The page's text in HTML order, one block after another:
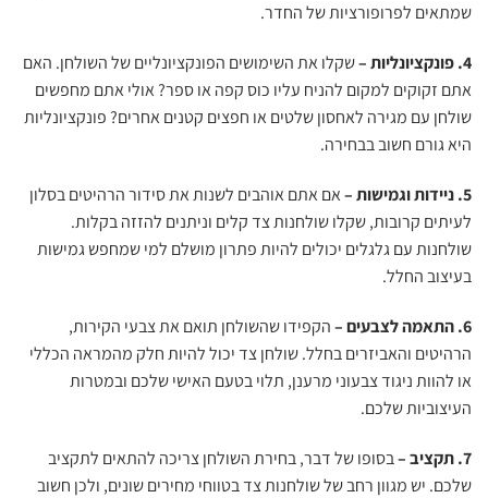
שמתאים לפרופורציות של החדר.
4. פונקציונליות –
שקלו את השימושים הפונקציונליים של השולחן. האם
אתם זקוקים למקום להניח עליו כוס קפה או ספר? אולי אתם מחפשים
שולחן עם מגירה לאחסון שלטים או חפצים קטנים אחרים? פונקציונליות
היא גורם חשוב בבחירה.
5. ניידות וגמישות –
אם אתם אוהבים לשנות את סידור הרהיטים בסלון
לעיתים קרובות, שקלו שולחנות צד קלים וניתנים להזזה בקלות.
שולחנות עם גלגלים יכולים להיות פתרון מושלם למי שמחפש גמישות
בעיצוב החלל.
6. התאמה לצבעים –
הקפידו שהשולחן תואם את צבעי הקירות,
הרהיטים והאביזרים בחלל. שולחן צד יכול להיות חלק מהמראה הכללי
או להוות ניגוד צבעוני מרענן, תלוי בטעם האישי שלכם ובמטרות
העיצוביות שלכם.
7. תקציב –
בסופו של דבר, בחירת השולחן צריכה להתאים לתקציב
שלכם. יש מגוון רחב של שולחנות צד בטווחי מחירים שונים, ולכן חשוב